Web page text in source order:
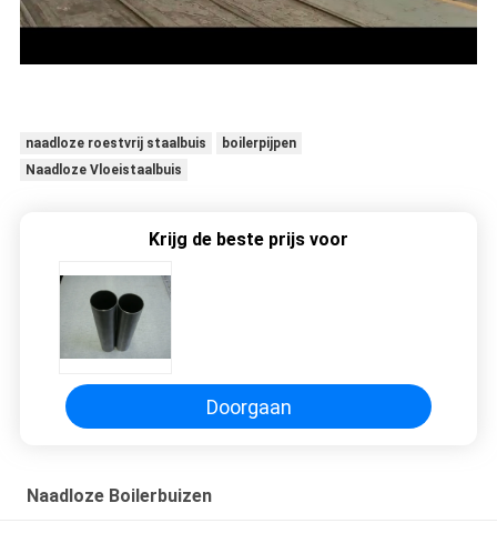
naadloze roestvrij staalbuis
boilerpijpen
Naadloze Vloeistaalbuis
Krijg de beste prijs voor
Doorgaan
Naadloze Boilerbuizen